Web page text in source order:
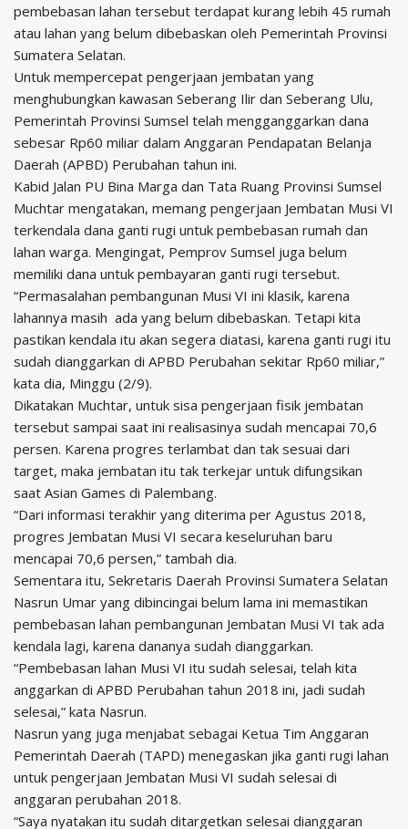
pembebasan lahan tersebut terdapat kurang lebih 45 rumah
atau lahan yang belum dibebaskan oleh Pemerintah Provinsi
Sumatera Selatan.
Untuk mempercepat pengerjaan jembatan yang
menghubungkan kawasan Seberang Ilir dan Seberang Ulu,
Pemerintah Provinsi Sumsel telah mengganggarkan dana
sebesar Rp60 miliar dalam Anggaran Pendapatan Belanja
Daerah (APBD) Perubahan tahun ini.
Kabid Jalan PU Bina Marga dan Tata Ruang Provinsi Sumsel
Muchtar mengatakan, memang pengerjaan Jembatan Musi VI
terkendala dana ganti rugi untuk pembebasan rumah dan
lahan warga. Mengingat, Pemprov Sumsel juga belum
memiliki dana untuk pembayaran ganti rugi tersebut.
“Permasalahan pembangunan Musi VI ini klasik, karena
lahannya masih ada yang belum dibebaskan. Tetapi kita
pastikan kendala itu akan segera diatasi, karena ganti rugi itu
sudah dianggarkan di APBD Perubahan sekitar Rp60 miliar,”
kata dia, Minggu (2/9).
Dikatakan Muchtar, untuk sisa pengerjaan fisik jembatan
tersebut sampai saat ini realisasinya sudah mencapai 70,6
persen. Karena progres terlambat dan tak sesuai dari
target, maka jembatan itu tak terkejar untuk difungsikan
saat Asian Games di Palembang.
“Dari informasi terakhir yang diterima per Agustus 2018,
progres Jembatan Musi VI secara keseluruhan baru
mencapai 70,6 persen,” tambah dia.
Sementara itu, Sekretaris Daerah Provinsi Sumatera Selatan
Nasrun Umar yang dibincingai belum lama ini memastikan
pembebasan lahan pembangunan Jembatan Musi VI tak ada
kendala lagi, karena dananya sudah dianggarkan.
“Pembebasan lahan Musi VI itu sudah selesai, telah kita
anggarkan di APBD Perubahan tahun 2018 ini, jadi sudah
selesai,” kata Nasrun.
Nasrun yang juga menjabat sebagai Ketua Tim Anggaran
Pemerintah Daerah (TAPD) menegaskan jika ganti rugi lahan
untuk pengerjaan Jembatan Musi VI sudah selesai di
anggaran perubahan 2018.
“Saya nyatakan itu sudah ditargetkan selesai dianggaran